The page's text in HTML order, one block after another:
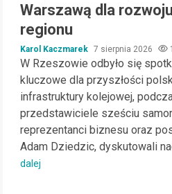
Warszawą dla rozwoju
regionu
Karol Kaczmarek 7 sierpnia 2026
W Rzeszowie odbyło się
kluczowe dla przyszłości
infrastruktury kolejowej,
przedstawiciele sześciu
reprezentanci biznesu oraz
Adam Dziedzic, dyskutowali
dalej